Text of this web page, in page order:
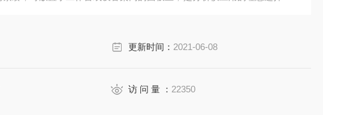
更新时间： 2021-06-08
访 问 量 ： 22350